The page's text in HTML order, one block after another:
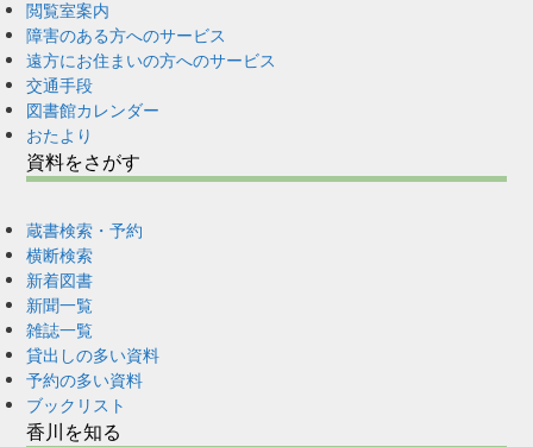
閲覧室案内
障害のある方へのサービス
遠方にお住まいの方へのサービス
交通手段
図書館カレンダー
おたより
資料をさがす
蔵書検索・予約
横断検索
新着図書
新聞一覧
雑誌一覧
貸出しの多い資料
予約の多い資料
ブックリスト
香川を知る